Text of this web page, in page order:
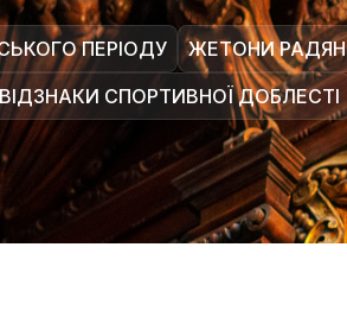
ПЕРІОДУ
ЖЕТОНИ
ВІДЗНАКИ СПОРТИВНОЇ ДОБЛЕСТІ